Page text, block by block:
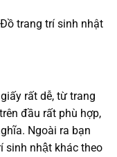
rất dễ, từ trang
đầu rất phù hợp,
Ngoài ra bạn
sinh nhật khác theo